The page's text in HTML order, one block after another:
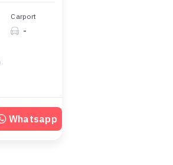
Carport
-
Whatsapp